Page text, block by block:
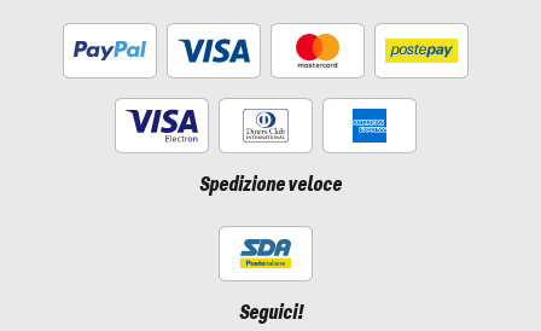
Spedizione veloce
Seguici!